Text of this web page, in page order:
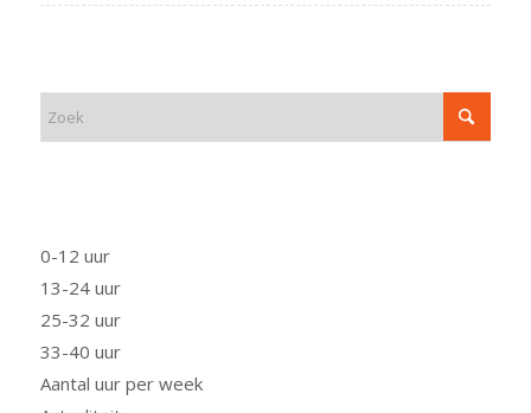
0-12 uur
13-24 uur
25-32 uur
33-40 uur
Aantal uur per week